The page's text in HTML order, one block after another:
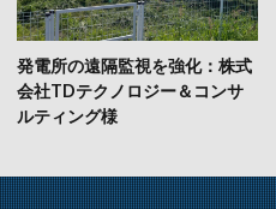
発電所の遠隔監視を強化：株式
会社TDテクノロジー＆コンサ
ルティング様